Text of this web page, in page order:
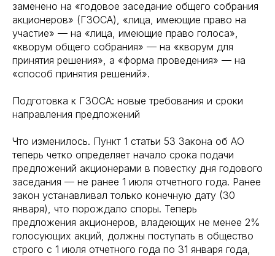
заменено на «годовое заседание общего собрания
акционеров» (ГЗОСА), «лица, имеющие право на
участие» — на «лица, имеющие право голоса»,
«кворум общего собрания» — на «кворум для
принятия решения», а «форма проведения» — на
«способ принятия решений».
Подготовка к ГЗОСА: новые требования и сроки
направления предложений
Что изменилось. Пункт 1 статьи 53 Закона об АО
теперь четко определяет начало срока подачи
предложений акционерами в повестку дня годового
заседания — не ранее 1 июля отчетного года. Ранее
закон устанавливал только конечную дату (30
января), что порождало споры. Теперь
предложения акционеров, владеющих не менее 2%
голосующих акций, должны поступать в общество
строго с 1 июля отчетного года по 31 января года,